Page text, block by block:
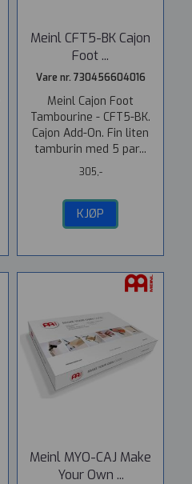
Meinl CFT5-BK Cajon
Foot ...
Vare nr. 730456604016
Meinl Cajon Foot
Tambourine - CFT5-BK.
Cajon Add-On. Fin liten
tamburin med 5 par...
305,-
KJØP
Meinl MYO-CAJ Make
Your Own ...